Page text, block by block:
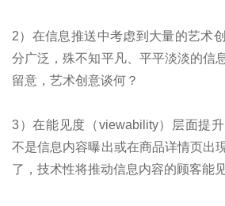
2）在信息推送中考虑到大量的艺术
分广泛，殊不知平凡、平平淡淡的信
留意，艺术创意谈何？
3）在能见度（viewability）层面提
不是信息内容曝出或在商品详情页出
了，技术性将推动信息内容的顾客能见